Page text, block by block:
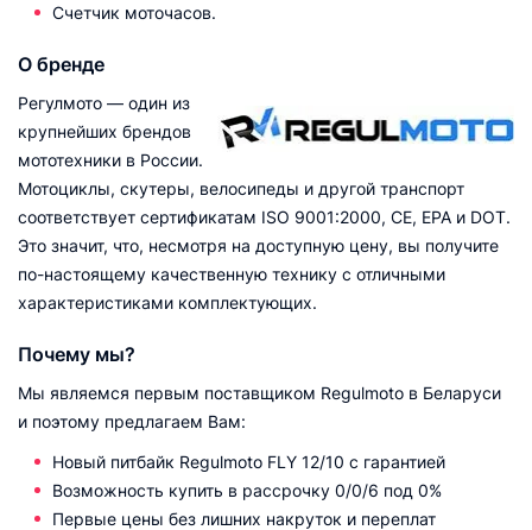
Счетчик моточасов.
О бренде
Регулмото — один из
крупнейших брендов
мототехники в России.
Мотоциклы, скутеры, велосипеды и другой транспорт
соответствует сертификатам ISO 9001:2000, CE, EPA и DOT.
Это значит, что, несмотря на доступную цену, вы получите
по-настоящему качественную технику с отличными
характеристиками комплектующих.
Почему мы?
Мы являемся первым поставщиком Regulmoto в Беларуси
и поэтому предлагаем Вам:
Новый питбайк Regulmoto FLY 12/10 с гарантией
Возможность купить в рассрочку 0/0/6 под 0%
Первые цены без лишних накруток и переплат